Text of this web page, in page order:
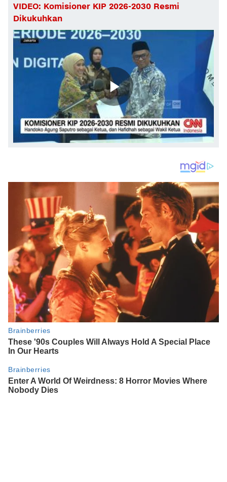
VIDEO: Komisioner KIP 2026-2030 Resmi
Dikukuhkan